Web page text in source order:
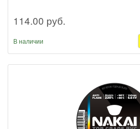
114.00 руб.
В наличии